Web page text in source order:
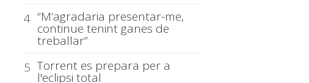
4 “M’agradaria presentar-me,
continue tenint ganes de
treballar”
5 Torrent es prepara per a
l'eclipsi total